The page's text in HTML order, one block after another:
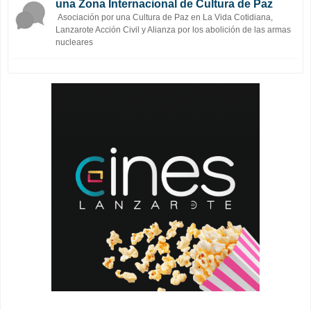
una Zona Internacional de Cultura de Paz
Asociación por una Cultura de Paz en La Vida Cotidiana,
Lanzarote Acción Civil y Alianza por los abolición de las armas
nucleares